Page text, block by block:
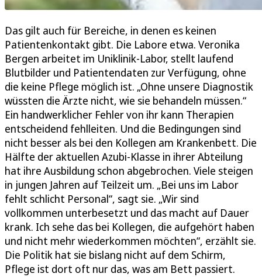
Das gilt auch für Bereiche, in denen es keinen
Patientenkontakt gibt. Die Labore etwa. Veronika
Bergen arbeitet im Uniklinik-Labor, stellt laufend
Blutbilder und Patientendaten zur Verfügung, ohne
die keine Pflege möglich ist. „Ohne unsere Diagnostik
wüssten die Ärzte nicht, wie sie behandeln müssen.“
Ein handwerklicher Fehler von ihr kann Therapien
entscheidend fehlleiten. Und die Bedingungen sind
nicht besser als bei den Kollegen am Krankenbett. Die
Hälfte der aktuellen Azubi-Klasse in ihrer Abteilung
hat ihre Ausbildung schon abgebrochen. Viele steigen
in jungen Jahren auf Teilzeit um. „Bei uns im Labor
fehlt schlicht Personal“, sagt sie. „Wir sind
vollkommen unterbesetzt und das macht auf Dauer
krank. Ich sehe das bei Kollegen, die aufgehört haben
und nicht mehr wiederkommen möchten“, erzählt sie.
Die Politik hat sie bislang nicht auf dem Schirm,
Pflege ist dort oft nur das, was am Bett passiert.